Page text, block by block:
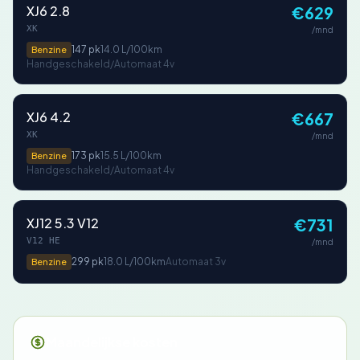
XJ6 2.8
XK
Benzine 147 pk14.0 L/100km
Handgeschakeld/Automaat 4v
€629
/mnd
XJ6 4.2
XK
Benzine 173 pk15.5 L/100km
Handgeschakeld/Automaat 4v
€667
/mnd
XJ12 5.3 V12
V12 HE
Benzine 299 pk18.0 L/100kmAutomaat 3v
€731
/mnd